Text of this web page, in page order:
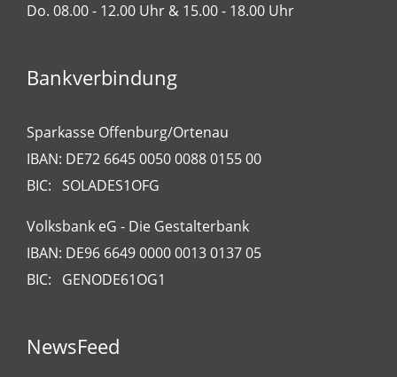
Do. 08.00 - 12.00 Uhr & 15.00 - 18.00 Uhr
Bankverbindung
Sparkasse Offenburg/Ortenau
IBAN: DE72 6645 0050 0088 0155 00
BIC: SOLADES1OFG
Volksbank eG - Die Gestalterbank
IBAN: DE96 6649 0000 0013 0137 05
BIC: GENODE61OG1
NewsFeed